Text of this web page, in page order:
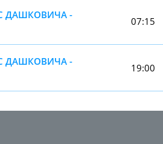
ДАШКОВИЧА -
07:15
ДАШКОВИЧА -
19:00